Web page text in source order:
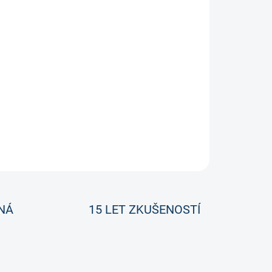
15 LET ZKUŠENOSTÍ